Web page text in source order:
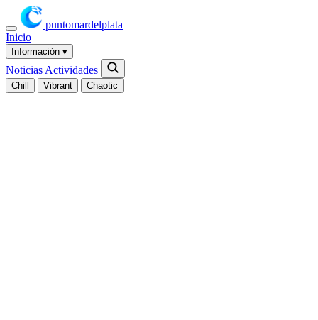
puntomardelplata
Inicio
Información ▾
Noticias Actividades
Chill Vibrant Chaotic